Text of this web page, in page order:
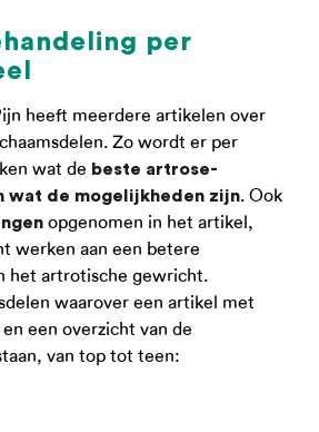
per
heeft meerdere artikelen over
Zo wordt er per
wat de beste artrose-
wat de mogelijkheden zijn. Ook
opgenomen in het artikel,
werken aan een betere
het artrotische gewricht.
waarover een artikel met
een overzicht van de
van top tot teen: